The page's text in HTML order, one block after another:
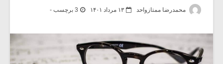
محمدرضا ممتازواحد ۱۳ مرداد ۱۴۰۱ 3 برچسب -